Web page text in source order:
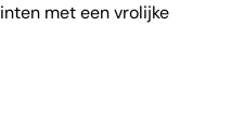
met een vrolijke